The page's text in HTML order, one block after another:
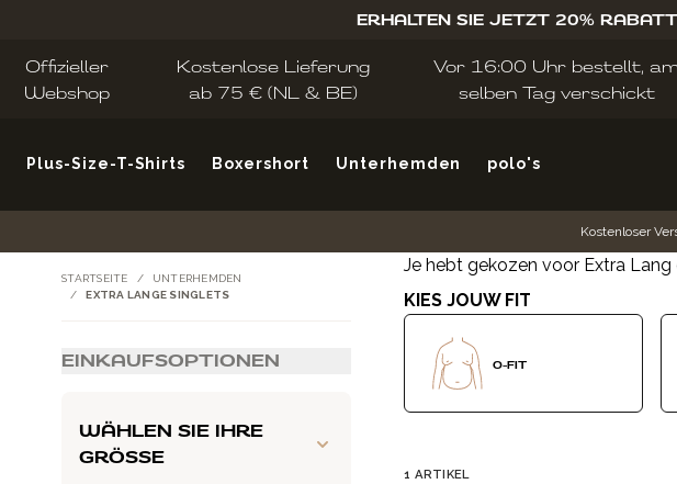
ERHALTEN SIE JETZT 20% RABATT
Offizieller
Webshop
Kostenlose Lieferung
ab 75 € (NL & BE)
Vor 16:00 Uhr bestellt,
selben Tag verschickt
Plus-Size-T-Shirts Boxershort Unterhemden polo's
Kostenloser
EINKAUFSOPTIONEN
WÄHLEN SIE IHRE
GRÖSSE
STARTSEITE /
UNTERHEMDEN
/
EXTRA LANGE SINGLETS
Je hebt gekozen voor Extra Lang
KIES JOUW FIT
O-FIT
1 ARTIKEL